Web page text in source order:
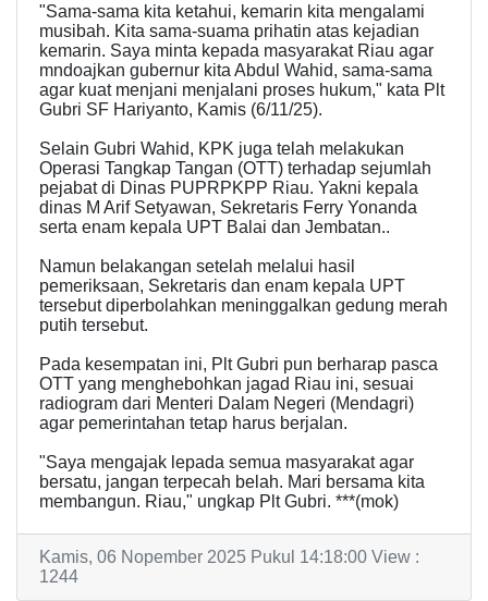
"Sama-sama kita ketahui, kemarin kita mengalami
musibah. Kita sama-suama prihatin atas kejadian
kemarin. Saya minta kepada masyarakat Riau agar
mndoajkan gubernur kita Abdul Wahid, sama-sama
agar kuat menjani menjalani proses hukum," kata Plt
Gubri SF Hariyanto, Kamis (6/11/25).
Selain Gubri Wahid, KPK juga telah melakukan
Operasi Tangkap Tangan (OTT) terhadap sejumlah
pejabat di Dinas PUPRPKPP Riau. Yakni kepala
dinas M Arif Setyawan, Sekretaris Ferry Yonanda
serta enam kepala UPT Balai dan Jembatan..
Namun belakangan setelah melalui hasil
pemeriksaan, Sekretaris dan enam kepala UPT
tersebut diperbolahkan meninggalkan gedung merah
putih tersebut.
Pada kesempatan ini, Plt Gubri pun berharap pasca
OTT yang menghebohkan jagad Riau ini, sesuai
radiogram dari Menteri Dalam Negeri (Mendagri)
agar pemerintahan tetap harus berjalan.
"Saya mengajak lepada semua masyarakat agar
bersatu, jangan terpecah belah. Mari bersama kita
membangun. Riau," ungkap Plt Gubri. ***(mok)
Kamis, 06 Nopember 2025 Pukul 14:18:00 View :
1244